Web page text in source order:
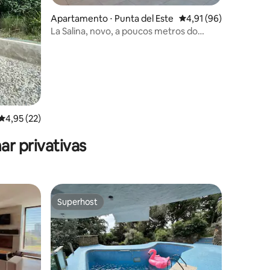
de uma avaliação média de 5, 22 avaliações
4,95 (22)
Apartamento ⋅ Punta del Este 4,91 de uma
4,91 (96)
La Salina, novo, a poucos metros do
privativas
Superhost
Superhost